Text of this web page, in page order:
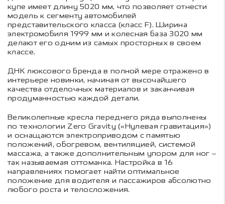
купе имеет длину 5020 мм, что позволяет отнести
модель к сегменту автомобилей
представительского класса (класс F). Ширина
электромобиля 1999 мм и колесная база 3020 мм
делают его одним из самых просторных в своем
классе.
ДНК люксового бренда в полной мере отражено в
интерьере новинки, начиная от высочайшего
качества отделочных материалов и заканчивая
продуманностью каждой детали.
Великолепные кресла переднего ряда выполнены
по технологии Zero Gravity («Нулевая гравитация»)
и оснащаются электроприводом с памятью
положений, обогревом, вентиляцией, системой
массажа, а также дополнительным упором для ног –
так называемая оттоманка. Настройка в 16
направлениях помогает найти оптимальное
положение для водителя и пассажиров абсолютно
любого роста и телосложения.